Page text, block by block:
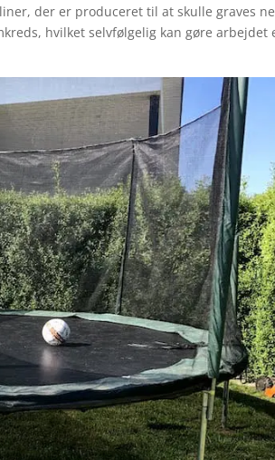
der er produceret til at skulle graves
hvilket selvfølgelig kan gøre arbejdet